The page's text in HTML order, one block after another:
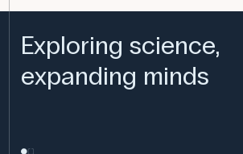
Exploring science,
expanding minds